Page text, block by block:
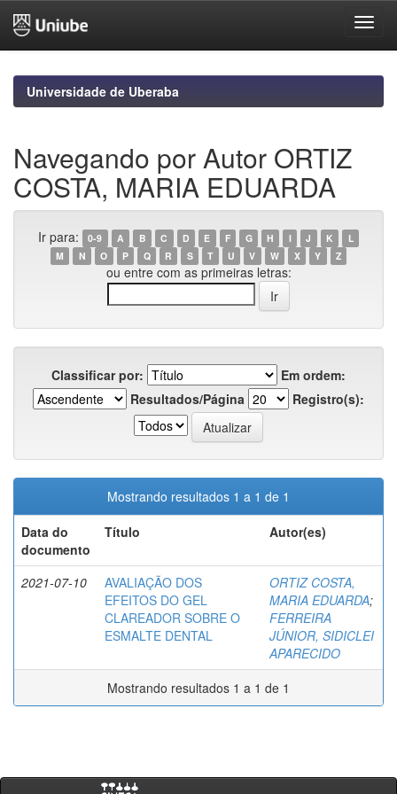
navigationUniversidade de Uberaba
Navegando por Autor ORTIZ
COSTA, MARIA EDUARDA
Ir para: 0-9 A B C D E F G H I J K
L
M
N O P Q R S T U V W X Y Z
ou entre com as primeiras letras:
Classificar por:
Em ordem:
Resultados/Página
Registro(s):
Mostrando resultados 1 a 1 de 1
Data do
documento
Título Autor(es)
2021-07-10
AVALIAÇÃO DOS
EFEITOS DO GEL
CLAREADOR SOBRE O
ESMALTE DENTAL
ORTIZ COSTA,
MARIA EDUARDA;
FERREIRA
JÚNIOR, SIDICLEI
APARECIDO
Mostrando resultados 1 a 1 de 1